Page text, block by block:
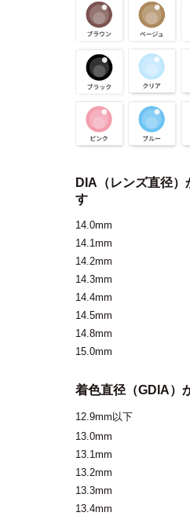
DIA（レンズ直径）
す
14.0mm
14.1mm
14.2mm
14.3mm
14.4mm
14.5mm
14.8mm
15.0mm
着色直径（GDIA）
12.9mm以下
13.0mm
13.1mm
13.2mm
13.3mm
13.4mm